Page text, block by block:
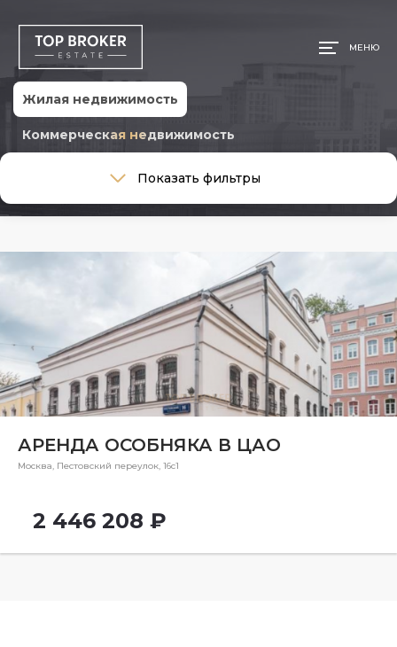
МЕНЮ
Жилая недвижимость
Коммерческая недвижимость
Тип сделки
Тип недвижимости
Ремонт
Ремонт
Район
Район
Показать фильтры
АРЕНДА ОСОБНЯКА В ЦАО
Москва, Пестовский переулок, 16с1
2 446 208 ₽